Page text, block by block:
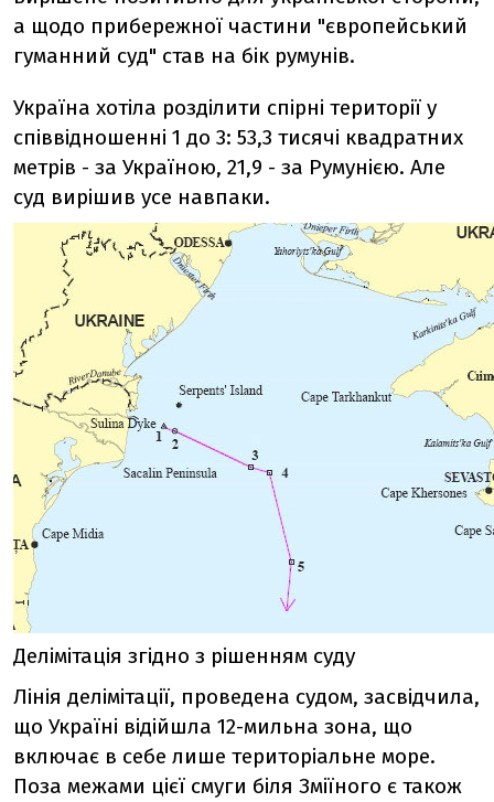
а щодо прибережної частини "європейський
гуманний суд" став на бік румунів.
Україна хотіла розділити спірні території у
співвідношенні 1 до 3: 53,3 тисячі квадратних
метрів - за Україною, 21,9 - за Румунією. Але
суд вирішив усе навпаки.
Делімітація згідно з рішенням суду
Лінія делімітації, проведена судом, засвідчила,
що Україні відійшла 12-мильна зона, що
включає в себе лише територіальне море.
Поза межами цієї смуги біля Зміїного є також